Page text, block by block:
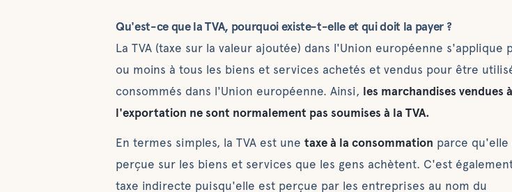
Qu'est-ce que la TVA, pourquoi existe-t-elle et qui doit la payer ?
La TVA (taxe sur la valeur ajoutée) dans l'Union européenne s'applique
ou moins à tous les biens et services achetés et vendus pour être
consommés dans l'Union européenne. Ainsi, les marchandises vendues à
l'exportation ne sont normalement pas soumises à la TVA.
En termes simples, la TVA est unetaxe à la consommation parce qu'elle
perçue sur les biens et services que les gens achètent. C'est
taxe indirecte puisqu'elle est perçue par les entreprises au nom du